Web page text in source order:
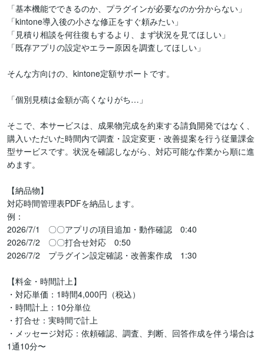
「基本機能でできるのか、プラグインが必要なのか分からない」
「kintone導入後の小さな修正をすぐ頼みたい」
「見積り相談を何往復もするより、まず状況を見てほしい」
「既存アプリの設定やエラー原因を調査してほしい」
そんな方向けの、kintone定額サポートです。
「個別見積は金額が高くなりがち…」
そこで、本サービスは、成果物完成を約束する請負開発ではなく、
購入いただいた時間内で調査・設定変更・改善提案を行う従量課金
型サービスです。状況を確認しながら、対応可能な作業から順に進
めます。
【納品物】
対応時間管理表PDFを納品します。
例：
2026/7/1　〇〇アプリの項目追加・動作確認　0:40
2026/7/2　〇〇打合せ対応　0:50
2026/7/2　プラグイン設定確認・改善案作成　1:30
【料金・時間計上】
・対応単価：1時間4,000円（税込）
・時間計上：10分単位
・打合せ：実時間で計上
・メッセージ対応：依頼確認、調査、判断、回答作成を伴う場合は
1通10分〜